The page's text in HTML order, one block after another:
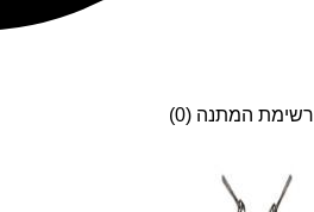
רשימת המתנה (0)